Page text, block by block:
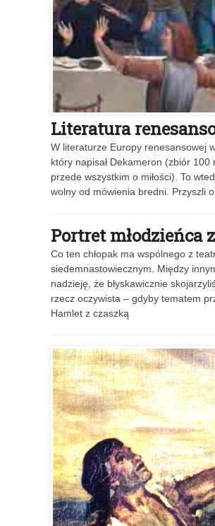
Literatura
W literaturze Europy renesansowej
który napisał Dekameron (zbiór
przede wszystkim o miłości). To
wolny od mówienia bredni. Przyszli
Portret młodzieńca
Co ten chłopak ma wspólnego z
siedemnastowiecznym. Między
nadzieję, że błyskawicznie
rzecz oczywista – gdyby tematem
Hamlet z czaszką